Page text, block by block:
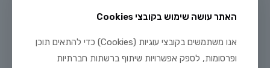
מדרום מזרח אסיה, ובעיקר מהודו, בנגלדש, סרי לנקה, תאילנד
האתר עושה שימוש בקובצי Cookies
אנו משתמשים בקובצי עוגיות (Cookies) כדי להתאים תוכן
ופרסומות, לספק אפשרויות שיתוף ברשתות חברתיות